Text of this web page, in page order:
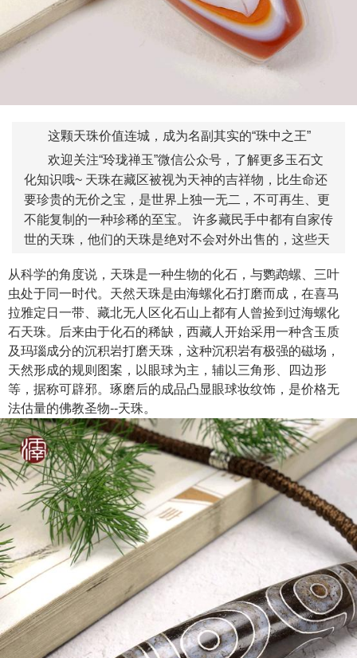
这颗天珠价值连城，成为名副其实的“珠中之王”
欢迎关注“玲珑禅玉”微信公众号，了解更多玉石文
化知识哦~ 天珠在藏区被视为天神的吉祥物，比生命还
要珍贵的无价之宝，是世界上独一无二，不可再生、更
不能复制的一种珍稀的至宝。 许多藏民手中都有自家传
世的天珠，他们的天珠是绝对不会对外出售的，这些天
从科学的角度说，天珠是一种生物的化石，与鹦鹉螺、三叶
虫处于同一时代。天然天珠是由海螺化石打磨而成，在喜马
拉雅定日一带、藏北无人区化石山上都有人曾捡到过海螺化
石天珠。后来由于化石的稀缺，西藏人开始采用一种含玉质
及玛瑙成分的沉积岩打磨天珠，这种沉积岩有极强的磁场，
天然形成的规则图案，以眼球为主，辅以三角形、四边形
等，据称可辟邪。琢磨后的成品凸显眼球妆纹饰，是价格无
法估量的佛教圣物--天珠。